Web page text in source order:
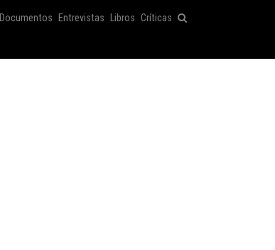
Documentos Entrevistas Libros Críticas